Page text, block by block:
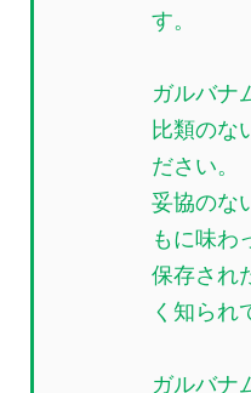
す。
ガルバナ
比類のな
ださい。
妥協のな
もに味わ
保存され
く知られ
ガルバナ